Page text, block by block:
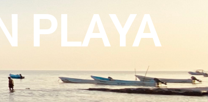
PLAYA